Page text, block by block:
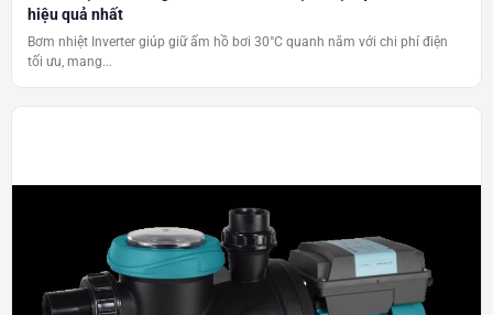
hiệu quả nhất
Bơm nhiệt Inverter giúp giữ ấm hồ bơi 30°C quanh năm với chi phí điện
tối ưu, mang...